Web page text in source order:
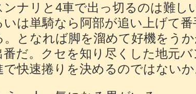
ンナリと4車で出っ切るのは難し
いは単騎なら阿部が追い上げて
。となれば脚を溜めて好機をう
番だ。クセを知り尽くした地元
快速捲りを決めるのではないか